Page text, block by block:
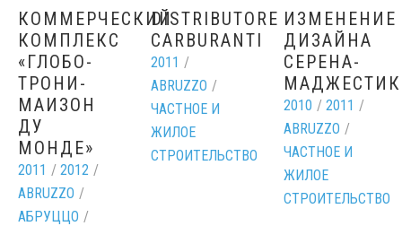
КОММЕРЧЕСКИЙ
КОМПЛЕКС
«ГЛОБО-
ТРОНИ-
МАИЗОН
ДУ
МОНДЕ»
2011 / 2012 /
ABRUZZO /
АБРУЦЦО /
DISTRIBUTORE
CARBURANTI
2011 /
ABRUZZO /
ЧАСТНОЕ И
ЖИЛОЕ
СТРОИТЕЛЬСТВО
ИЗМЕНЕНИЕ
ДИЗАЙНА
СЕРЕНА-
МАДЖЕСТИК
2010 / 2011 /
ABRUZZO /
ЧАСТНОЕ И
ЖИЛОЕ
СТРОИТЕЛЬСТВО